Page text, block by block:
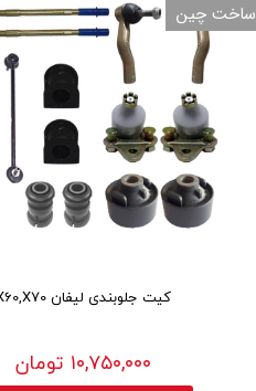
کیت جلوبندی لیفان X60,X70
۱۰,۷۵۰,۰۰۰ تومان
ساخت چین